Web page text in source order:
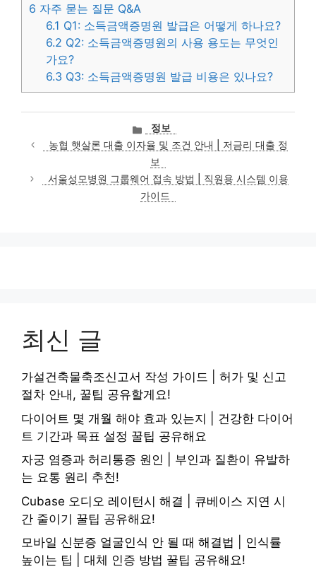
6 자주 묻는 질문 Q&A
6.1 Q1: 소득금액증명원 발급은 어떻게 하나요?
6.2 Q2: 소득금액증명원의 사용 용도는 무엇인
가요?
6.3 Q3: 소득금액증명원 발급 비용은 있나요?
카
테
고
리
정보
농협 햇살론 대출 이자율 및 조건 안내 | 저금리 대출 정
보
서울성모병원 그룹웨어 접속 방법 | 직원용 시스템 이용
가이드
최신 글
가설건축물축조신고서 작성 가이드 | 허가 및 신고
절차 안내, 꿀팁 공유할게요!
다이어트 몇 개월 해야 효과 있는지 | 건강한 다이어
트 기간과 목표 설정 꿀팁 공유해요
자궁 염증과 허리통증 원인 | 부인과 질환이 유발하
는 요통 원리 추천!
Cubase 오디오 레이턴시 해결 | 큐베이스 지연 시
간 줄이기 꿀팁 공유해요!
모바일 신분증 얼굴인식 안 될 때 해결법 | 인식률
높이는 팁 | 대체 인증 방법 꿀팁 공유해요!